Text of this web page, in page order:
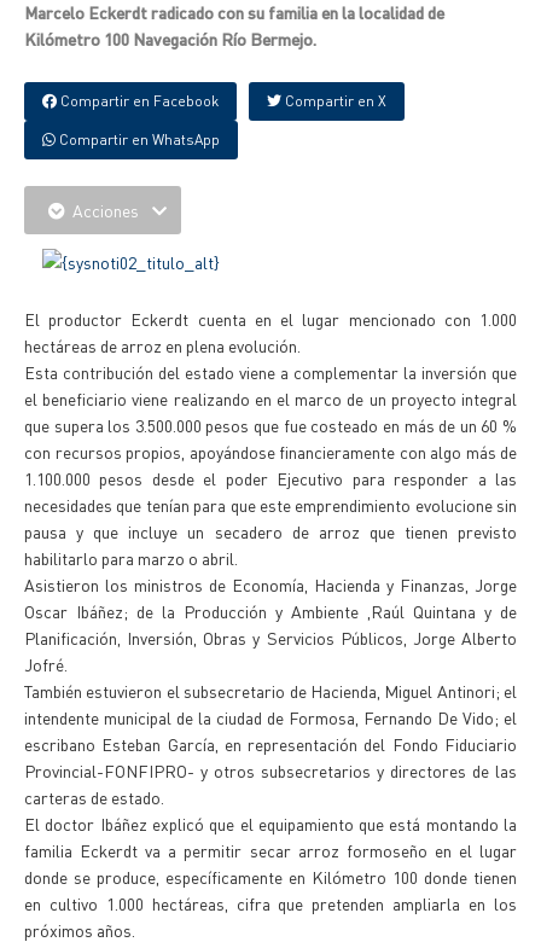
Marcelo Eckerdt radicado con su familia en la localidad de
Kilómetro 100 Navegación Río Bermejo.
Compartir en Facebook Compartir en X
Compartir en WhatsApp
Acciones
El productor Eckerdt cuenta en el lugar mencionado con 1.000
hectáreas de arroz en plena evolución.
Esta contribución del estado viene a complementar la inversión que
el beneficiario viene realizando en el marco de un proyecto integral
que supera los 3.500.000 pesos que fue costeado en más de un 60 %
con recursos propios, apoyándose financieramente con algo más de
1.100.000 pesos desde el poder Ejecutivo para responder a las
necesidades que tenían para que este emprendimiento evolucione sin
pausa y que incluye un secadero de arroz que tienen previsto
habilitarlo para marzo o abril.
Asistieron los ministros de Economía, Hacienda y Finanzas, Jorge
Oscar Ibáñez; de la Producción y Ambiente ,Raúl Quintana y de
Planificación, Inversión, Obras y Servicios Públicos, Jorge Alberto
Jofré.
También estuvieron el subsecretario de Hacienda, Miguel Antinori; el
intendente municipal de la ciudad de Formosa, Fernando De Vido; el
escribano Esteban García, en representación del Fondo Fiduciario
Provincial-FONFIPRO- y otros subsecretarios y directores de las
carteras de estado.
El doctor Ibáñez explicó que el equipamiento que está montando la
familia Eckerdt va a permitir secar arroz formoseño en el lugar
donde se produce, específicamente en Kilómetro 100 donde tienen
en cultivo 1.000 hectáreas, cifra que pretenden ampliarla en los
próximos años.